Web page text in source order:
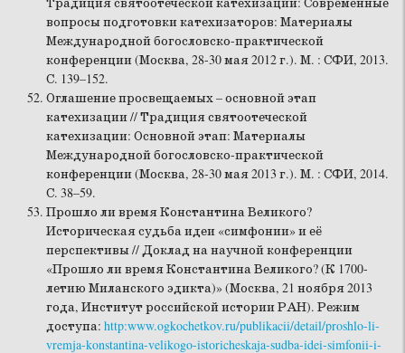
Традиция святоотеческой катехизации: Современные
вопросы подготовки катехизаторов: Материалы
Международной богословско-практической
конференции (Москва, 28-30 мая 2012 г.). М. : СФИ, 2013.
С. 139–152.
Оглашение просвещаемых – основной этап
катехизации // Традиция святоотеческой
катехизации: Основной этап: Материалы
Международной богословско-практической
конференции (Москва, 28-30 мая 2013 г.). М. : СФИ, 2014.
С. 38–59.
Прошло ли время Константина Великого?
Историческая судьба идеи «симфонии» и её
перспективы // Доклад на научной конференции
«Прошло ли время Константина Великого? (К 1700-
летию Миланского эдикта)» (Москва, 21 ноября 2013
года, Институт российской истории РАН). Режим
доступа: http:www.ogkochetkov.ru/publikacii/detail/proshlo-li-
vremja-konstantina-velikogo-istoricheskaja-sudba-idei-simfonii-i-